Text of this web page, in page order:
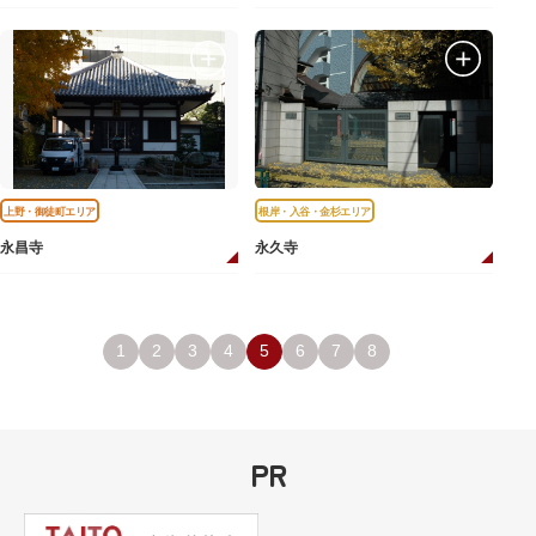
上野・御徒町エリア
永昌寺
根岸・入谷・金杉エリア
永久寺
1 2 3 4 5 6 7 8
PR